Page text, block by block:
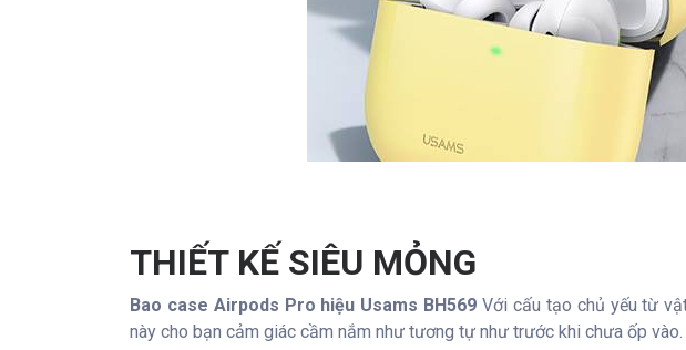
THIẾT KẾ SIÊU MỎNG
Bao case Airpods Pro hiệu Usams BH569 Với cấu tạo chủ yếu từ
này cho bạn cảm giác cầm nắm như tương tự như trước khi chưa ốp vào.